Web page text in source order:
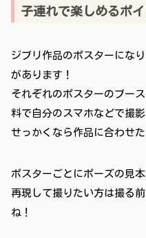
子連れで楽しめるポ
ジブリ作品のポスターにな
があります！
それぞれのポスターのブー
料で自分のスマホなどで撮影
せっかくなら作品に合わせ
ポスターごとにポーズの見
再現して撮りたい方は撮る
ね！